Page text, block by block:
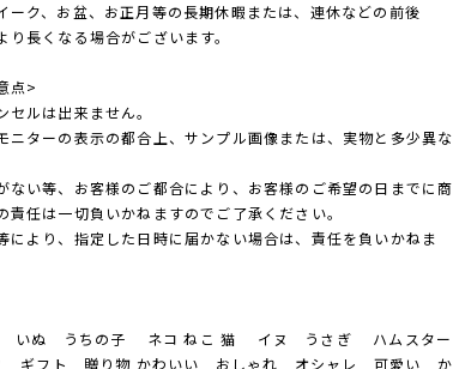
ーク、お盆、お正月等の長期休暇または、連休などの前後
長くなる場合がございます。
点>
ルは出来ません。
ターの表示の都合上、サンプル画像または、実物と多少異な
い等、お客様のご都合により、お客様のご希望の日までに商
責任は一切負いかねますのでご了承ください。
より、指定した日時に届かない場合は、責任を負いかねま
ぬ うちの子 ネコ ねこ 猫 イヌ うさぎ ハムスター
フト 贈り物 かわいい おしゃれ オシャレ 可愛い か